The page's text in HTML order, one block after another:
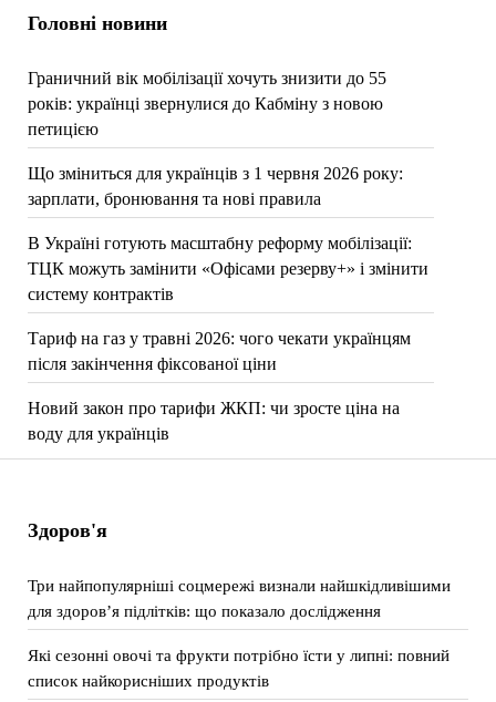
Головні новини
Граничний вік мобілізації хочуть знизити до 55
років: українці звернулися до Кабміну з новою
петицією
Що зміниться для українців з 1 червня 2026 року:
зарплати, бронювання та нові правила
В Україні готують масштабну реформу мобілізації:
ТЦК можуть замінити «Офісами резерву+» і змінити
систему контрактів
Тариф на газ у травні 2026: чого чекати українцям
після закінчення фіксованої ціни
Новий закон про тарифи ЖКП: чи зросте ціна на
воду для українців
Здоров'я
Три найпопулярніші соцмережі визнали найшкідливішими
для здоров’я підлітків: що показало дослідження
Які сезонні овочі та фрукти потрібно їсти у липні: повний
список найкорисніших продуктів